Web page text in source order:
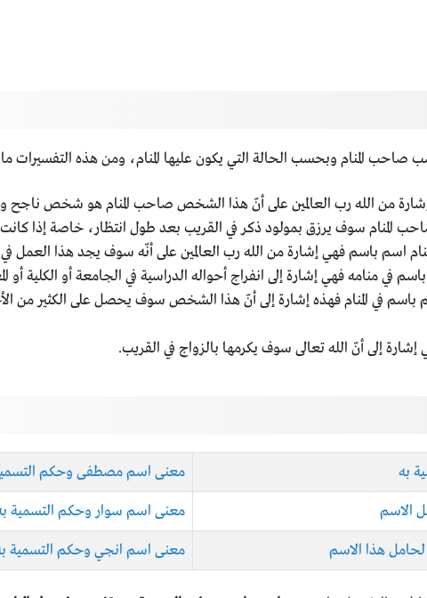
صاحب المنام وبحسب الحالة التي يكون عليها المنام، ومن هذه
من الله رب العالمين على أنّ هذا الشخص صاحب المنام هو شخص ناجح
المنام سوف يرزق بمولود ذكر في القريب بعد طول انتظار، خاصة إذا كانت
اسم باسم فهي إشارة من الله رب العالمين على أنّه سوف يجد هذا العمل في
في منامه فهي إشارة إلى انفراج أحواله الدراسية في الجامعة أو الكلية أو
في المنام فهذه إشارة إلى أنّ هذا الشخص سوف يحصل على الكثير من
إشارة إلى أنّ الله تعالى سوف يكرمها بالزواج في القريب.
به معنى اسم مصطفى وحكم التسمية
الاسم معنى اسم سوار وحكم التسمية به
هذا الاسم معنى اسم انجي وحكم التسمية به